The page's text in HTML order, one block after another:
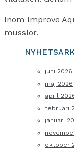
Inom Improve
musslor.
juni 2026
maj 2026
april
februari
januari
oktober